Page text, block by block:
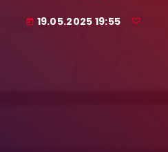
today 19.05.2025 19:55